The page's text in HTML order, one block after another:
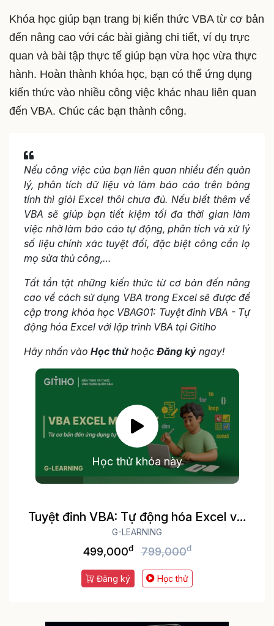
Khóa học giúp bạn trang bị kiến thức VBA từ cơ bản
đến nâng cao với các bài giảng chi tiết, ví dụ trực
quan và bài tập thực tế giúp bạn vừa học vừa thực
hành. Hoàn thành khóa học, bạn có thể ứng dụng
kiến thức vào nhiều công việc khác nhau liên quan
đến VBA. Chúc các bạn thành công.
Nếu công việc của bạn liên quan nhiều đến quản
lý, phân tích dữ liệu và làm báo cáo trên bảng
tính thì giỏi Excel thôi chưa đủ. Nếu biết thêm về
VBA sẽ giúp bạn tiết kiệm tối đa thời gian làm
việc nhờ làm báo cáo tự động, phân tích và xử lý
số liệu chính xác tuyệt đối, đặc biệt công cần lọ
mọ sửa thủ công,…
Tất tần tật những kiến thức từ cơ bản đến nâng
cao về cách sử dụng VBA trong Excel sẽ được đề
cập trong khóa học VBAG01: Tuyệt đỉnh VBA - Tự
động hóa Excel với lập trình VBA tại Gitiho
Hãy nhấn vào Học thửhoặc Đăng ký ngay!
Học thử khóa này
Tuyệt đỉnh VBA: Tự động hóa Excel với
lập trình VBA
G-LEARNING
499,000đ 799,000đ
Đăng ký Học thử